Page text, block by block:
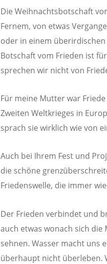
Die Weihnachtsbotschaft
Fernem, von etwas
oder in einem
Botschaft vom Frieden ist
sprechen wir nicht von
Für meine Mutter war
Zweiten Weltkrieges in
sprach sie wirklich wie von
Auch bei Ihrem Fest und
die schöne
Friedenswelle, die immer
Der Frieden verbindet und
auch etwas wonach sich
sehnen. Wasser macht uns
überhaupt nicht überleben.